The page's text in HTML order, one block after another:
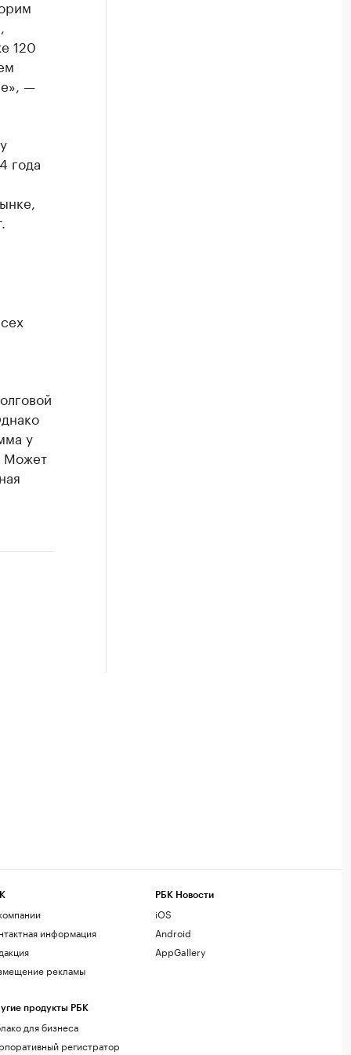
120
—
года
у
Может
информация
рекламы
продукты РБК
для бизнеса
регистратор
РБК Новости
iOS
Android
AppGallery